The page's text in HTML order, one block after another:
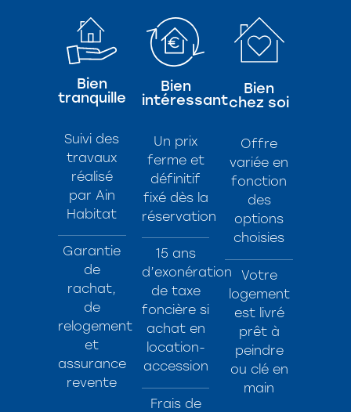
Bien
tranquille
Suivi des
travaux
réalisé
par Ain
Habitat
Garantie
de
rachat,
de
relogement
et
assurance
revente
Bien
intéressant
Un prix
ferme et
définitif
fixé dès la
réservation
15 ans
d’exonération
de taxe
foncière si
achat en
location-
accession
Frais de
Bien
chez soi
Offre
variée en
fonction
des
options
choisies
Votre
logement
est livré
prêt à
peindre
ou clé en
main